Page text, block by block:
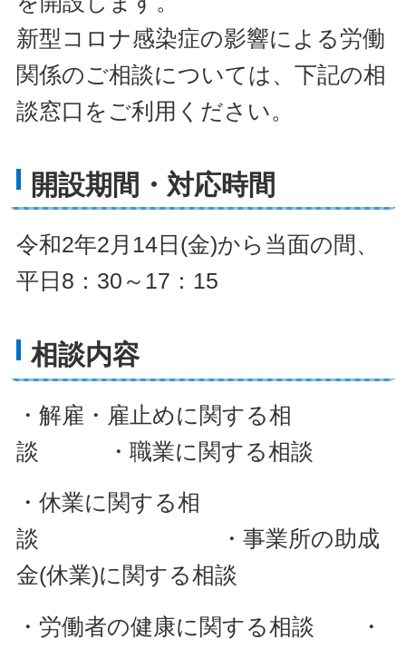
新型コロナ感染症の影響による労働
関係のご相談については、下記の相
談窓口をご利用ください。
開設期間・対応時間
令和2年2月14日(金)から当面の間、
平日8：30～17：15
相談内容
・解雇・雇止めに関する相
談 ・職業に関する相談
・休業に関する相
談 ・事業所の助成
金(休業)に関する相談
・労働者の健康に関する相談 ・